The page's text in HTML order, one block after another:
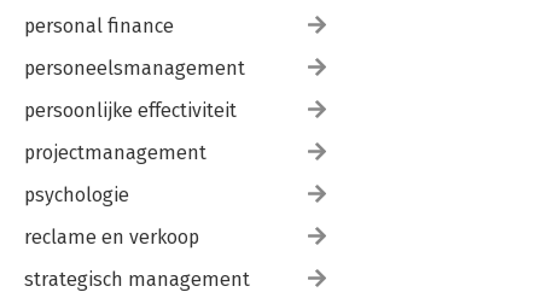
personal finance
personeelsmanagement
persoonlijke effectiviteit
projectmanagement
psychologie
reclame en verkoop
strategisch management